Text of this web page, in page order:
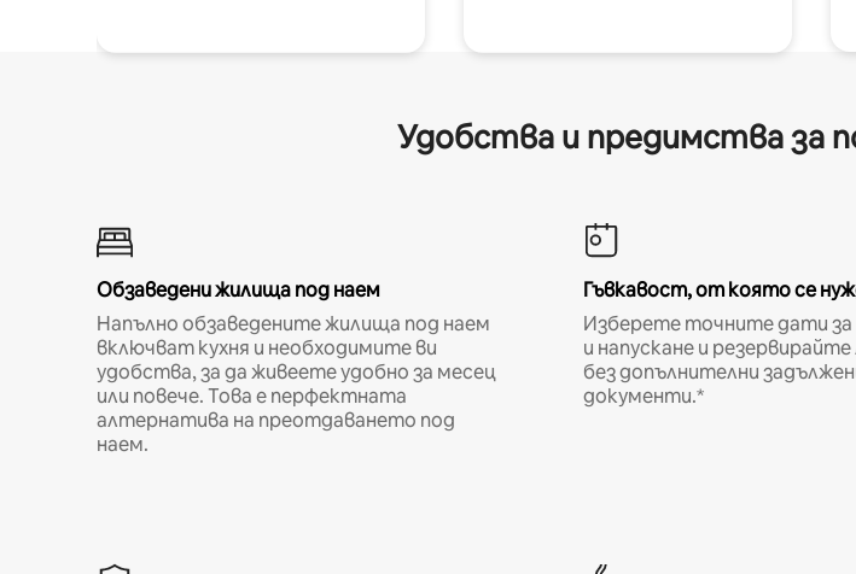
Удобства и предимства за
Обзаведени жилища под наем
Напълно обзаведените жилища под наем
включват кухня и необходимите ви
удобства, за да живеете удобно за месец
или повече. Това е перфектната
алтернатива на преотдаването под
наем.
Гъвкавост, от която се
Изберете точните дати за
и напускане и
без допълнителни
документи.*